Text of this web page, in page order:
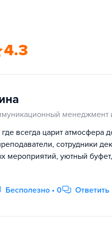
4.3
менеджмент
всегда царит атмосфера
сотрудники
мероприятий, уютный
Бесполезно • 0 Ответить